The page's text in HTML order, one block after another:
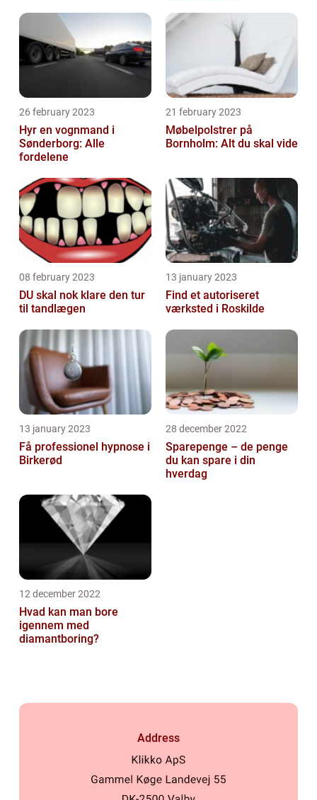
26 february 2023
Hyr en vognmand i
Sønderborg: Alle
fordelene
21 february 2023
Møbelpolstrer på
Bornholm: Alt du skal vide
08 february 2023
DU skal nok klare den tur
til tandlægen
13 january 2023
Find et autoriseret
værksted i Roskilde
13 january 2023
Få professionel hypnose i
Birkerød
28 december 2022
Sparepenge – de penge
du kan spare i din
hverdag
12 december 2022
Hvad kan man bore
igennem med
diamantboring?
Address